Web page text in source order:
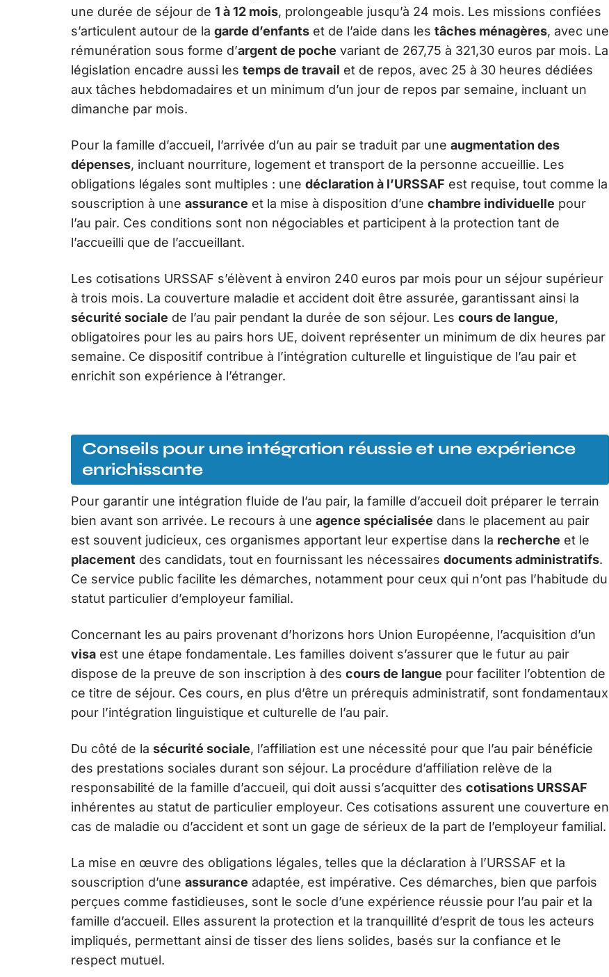
une durée de séjour de 1 à 12 mois, prolongeable jusqu’à 24 mois. Les missions confiées
s’articulent autour de la garde d’enfants et de l’aide dans les tâches ménagères, avec une
rémunération sous forme d’argent de poche variant de 267,75 à 321,30 euros par mois. La
législation encadre aussi les temps de travail et de repos, avec 25 à 30 heures dédiées
aux tâches hebdomadaires et un minimum d’un jour de repos par semaine, incluant un
dimanche par mois.
Pour la famille d’accueil, l’arrivée d’un au pair se traduit par une augmentation des
dépenses, incluant nourriture, logement et transport de la personne accueillie. Les
obligations légales sont multiples : une déclaration à l’URSSAF est requise, tout comme la
souscription à une assurance et la mise à disposition d’une chambre individuelle pour
l’au pair. Ces conditions sont non négociables et participent à la protection tant de
l’accueilli que de l’accueillant.
Les cotisations URSSAF s’élèvent à environ 240 euros par mois pour un séjour supérieur
à trois mois. La couverture maladie et accident doit être assurée, garantissant ainsi la
sécurité sociale de l’au pair pendant la durée de son séjour. Les cours de langue,
obligatoires pour les au pairs hors UE, doivent représenter un minimum de dix heures par
semaine. Ce dispositif contribue à l’intégration culturelle et linguistique de l’au pair et
enrichit son expérience à l’étranger.
Conseils pour une intégration réussie et une expérience
enrichissante
Pour garantir une intégration fluide de l’au pair, la famille d’accueil doit préparer le terrain
bien avant son arrivée. Le recours à une agence spécialisée dans le placement au pair
est souvent judicieux, ces organismes apportant leur expertise dans la recherche et le
placement des candidats, tout en fournissant les nécessaires documents administratifs.
Ce service public facilite les démarches, notamment pour ceux qui n’ont pas l’habitude du
statut particulier d’employeur familial.
Concernant les au pairs provenant d’horizons hors Union Européenne, l’acquisition d’un
visa est une étape fondamentale. Les familles doivent s’assurer que le futur au pair
dispose de la preuve de son inscription à des cours de langue pour faciliter l’obtention de
ce titre de séjour. Ces cours, en plus d’être un prérequis administratif, sont fondamentaux
pour l’intégration linguistique et culturelle de l’au pair.
Du côté de la sécurité sociale, l’affiliation est une nécessité pour que l’au pair bénéficie
des prestations sociales durant son séjour. La procédure d’affiliation relève de la
responsabilité de la famille d’accueil, qui doit aussi s’acquitter des cotisations URSSAF
inhérentes au statut de particulier employeur. Ces cotisations assurent une couverture en
cas de maladie ou d’accident et sont un gage de sérieux de la part de l’employeur familial.
La mise en œuvre des obligations légales, telles que la déclaration à l’URSSAF et la
souscription d’une assurance adaptée, est impérative. Ces démarches, bien que parfois
perçues comme fastidieuses, sont le socle d’une expérience réussie pour l’au pair et la
famille d’accueil. Elles assurent la protection et la tranquillité d’esprit de tous les acteurs
impliqués, permettant ainsi de tisser des liens solides, basés sur la confiance et le
respect mutuel.